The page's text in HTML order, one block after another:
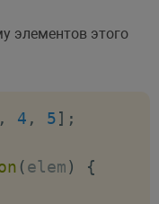
элементов этого
, 4 , 5] ;
(elem)
{